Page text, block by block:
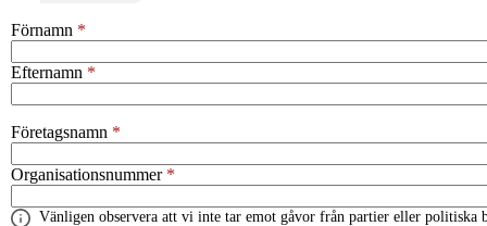
Förnamn
Efternamn
Företagsnamn
Organisationsnummer
Vänligen observera att vi inte tar emot gåvor från partier eller politiska